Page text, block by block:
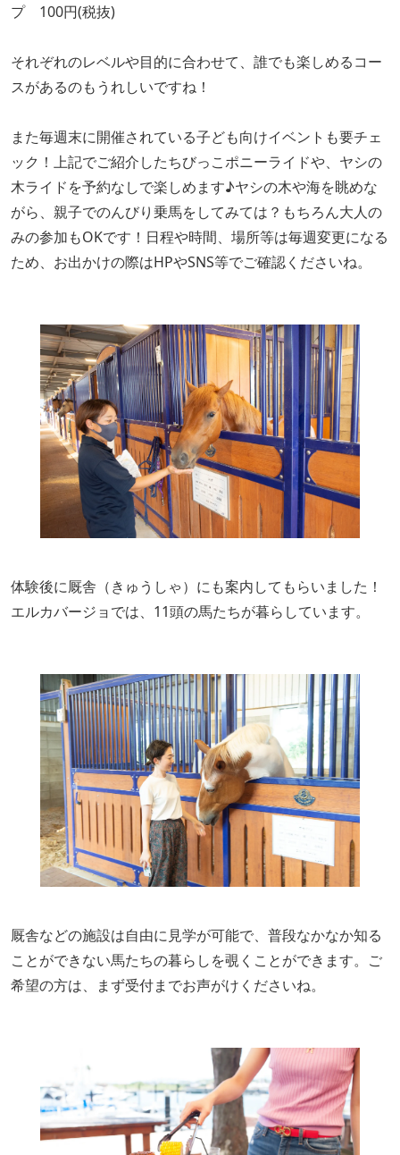
プ 100円(税抜)
それぞれのレベルや目的に合わせて、誰でも楽しめるコー
スがあるのもうれしいですね！
また毎週末に開催されている子ども向けイベントも要チェ
ック！上記でご紹介したちびっこポニーライドや、ヤシの
木ライドを予約なしで楽しめます♪ヤシの木や海を眺めな
がら、親子でのんびり乗馬をしてみては？もちろん大人の
みの参加もOKです！日程や時間、場所等は毎週変更になる
ため、お出かけの際はHPやSNS等でご確認くださいね。
体験後に厩舎（きゅうしゃ）にも案内してもらいました！
エルカバージョでは、11頭の馬たちが暮らしています。
厩舎などの施設は自由に見学が可能で、普段なかなか知る
ことができない馬たちの暮らしを覗くことができます。ご
希望の方は、まず受付までお声がけくださいね。